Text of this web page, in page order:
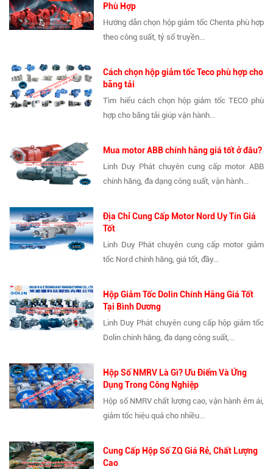
Phù Hợp
Hướng dẫn chọn hộp giảm tốc Chenta phù hợp
theo công suất, tỷ số truyền...
Cách chọn hộp giảm tốc Teco phù hợp cho
băng tải
Tìm hiểu cách chọn hộp giảm tốc TECO phù
hợp cho băng tải giúp vận hành...
Mua motor ABB chính hãng giá tốt ở đâu?
Linh Duy Phát chuyên cung cấp motor ABB
chính hãng, đa dạng công suất, vận hành...
Địa Chỉ Cung Cấp Motor Nord Uy Tín Giá
Tốt
Linh Duy Phát chuyên cung cấp motor giảm
tốc Nord chính hãng, giá tốt, đầy...
Hộp Giảm Tốc Dolin Chính Hãng Giá Tốt
Tại Bình Dương
Linh Duy Phát chuyên cung cấp hộp giảm tốc
Dolin chính hãng, đa dạng công suất,...
Hộp Số NMRV Là Gì? Ưu Điểm Và Ứng
Dụng Trong Công Nghiệp
Hộp số NMRV chất lượng cao, vận hành êm ái,
giảm tốc hiệu quả cho nhiều...
Cung Cấp Hộp Số ZQ Giá Rẻ, Chất Lượng
Cao